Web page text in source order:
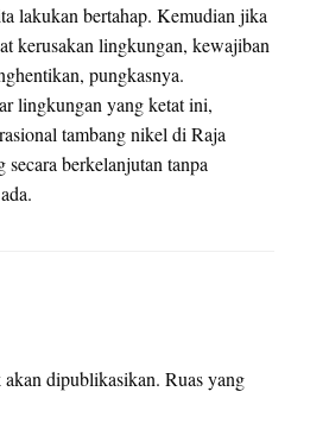
lakukan bertahap. Kemudian jika
kerusakan lingkungan, kewajiban
pungkasnya.
lingkungan yang ketat ini,
tambang nikel di Raja
berkelanjutan tanpa
dipublikasikan. Ruas yang